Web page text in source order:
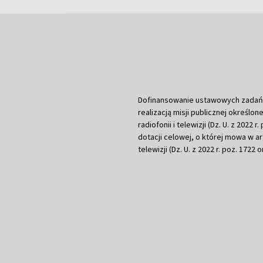
Dofinansowanie ustawowych
realizacją misji publicznej
radiofonii i telewizji (Dz. U. z 2022
dotacji celowej, o której mowa w
telewizji (Dz. U. z 2022 r. poz. 1722